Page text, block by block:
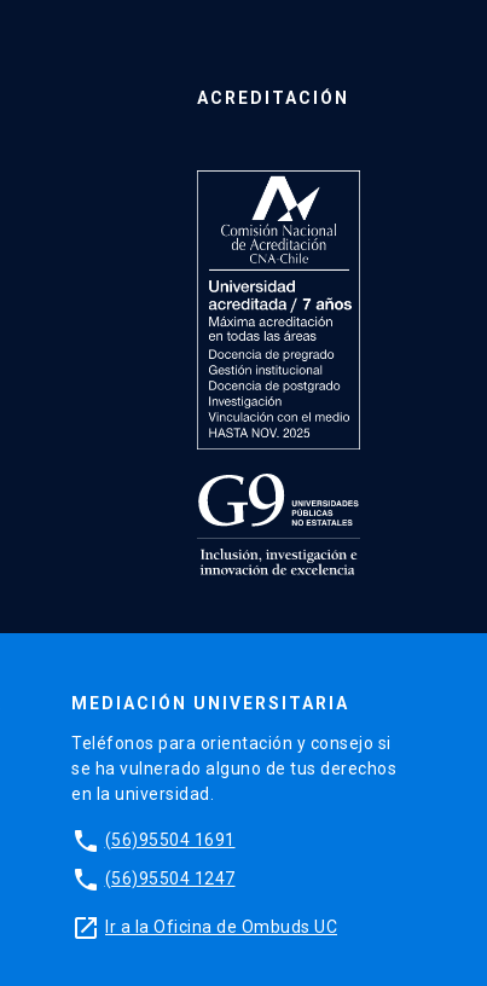
ACREDITACIÓN
MEDIACIÓN UNIVERSITARIA
Teléfonos para orientación y consejo si
se ha vulnerado alguno de tus derechos
en la universidad.
phone (56)95504 1691
phone (56)95504 1247
launch Ir a la Oficina de Ombuds UC